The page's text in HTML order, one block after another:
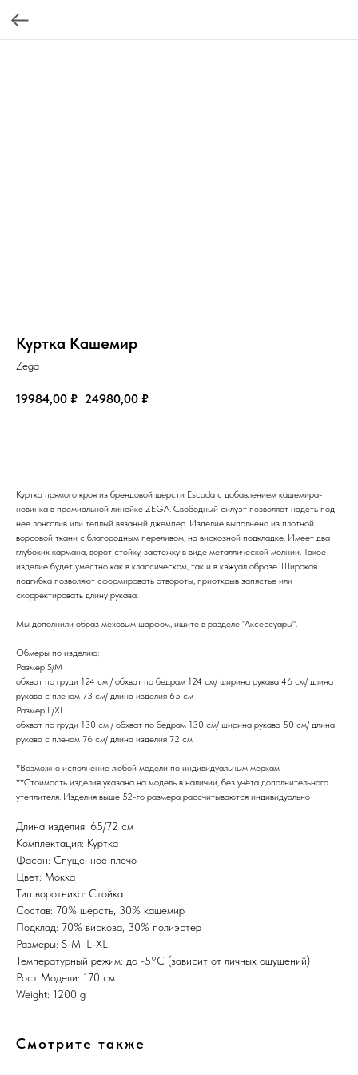
Куртка Кашемир
Zega
19984,00 ₽ 24980,00 ₽
Куртка прямого кроя из брендовой шерсти Escada c добавлением кашемира-
новинка в премиальной линейке ZEGA. Свободный силуэт позволяет надеть под
нее лонгслив или теплый вязаный джемпер. Изделие выполнено из плотной
ворсовой ткани с благородным переливом, на вискозной подкладке. Имеет два
глубоких кармана, ворот стойку, застежку в виде металлической молнии. Такое
изделие будет уместно как в классическом, так и в кэжуал образе. Широкая
подгибка позволяют сформировать отвороты, приоткрыв запястье или
скорректировать длину рукава.
Мы дополнили образ меховым шарфом, ищите в разделе "Аксессуары".
Обмеры по изделию:
Размер S/M
обхват по груди 124 см / обхват по бедрам 124 см/ ширина рукава 46 см/ длина
рукава с плечом 73 см/ длина изделия 65 см
Размер L/XL
обхват по груди 130 см / обхват по бедрам 130 см/ ширина рукава 50 см/ длина
рукава с плечом 76 см/ длина изделия 72 см
*Возможно исполнение любой модели по индивидуальным меркам
**Стоимость изделия указана на модель в наличии, без учёта дополнительного
утеплителя. Изделия выше 52-го размера рассчитываются индивидуально
Длина изделия: 65/72 см
Комплектация: Куртка
Фасон: Спущенное плечо
Цвет: Мокка
Тип воротника: Стойка
Состав: 70% шерсть, 30% кашемир
Подклад: 70% вискоза, 30% полиэстер
Размеры: S-M, L-XL
Температурный режим: до -5°C (зависит от личных ощущений)
Рост Модели: 170 см
Weight: 1200 g
Смотрите также